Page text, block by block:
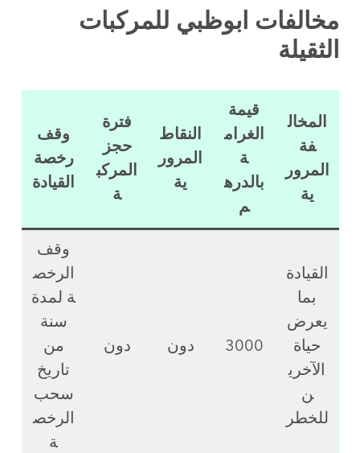
مخالفات ابوظبي للمركبات
الثقيلة
المخال
فة
المرور
ية
قيمة
الغرام
ة
بالدره
م
النقاط
المرور
ية
فترة
حجز
المركب
ة
وقف
رخصة
القيادة
القيادة
بما
يعرض
حياة
الآخري
ن
للخطر
3000 دون دون
وقف
الرخص
ة لمدة
سنة
من
تاريخ
سحب
الرخص
ة